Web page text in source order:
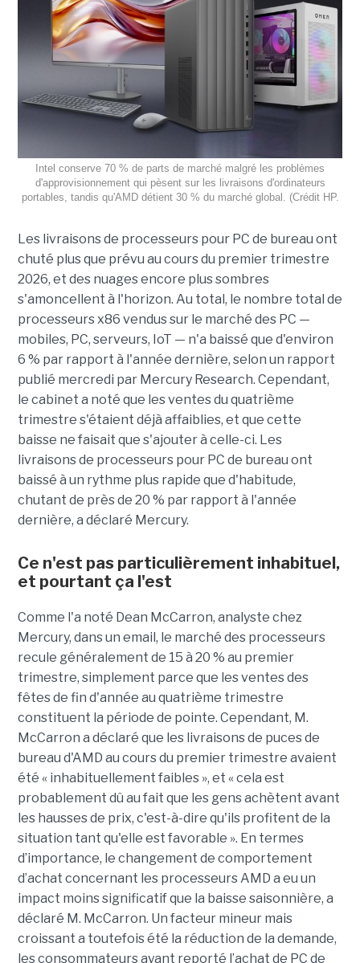
Intel conserve 70 % de parts de marché malgré les problèmes
d'approvisionnement qui pèsent sur les livraisons d'ordinateurs
portables, tandis qu'AMD détient 30 % du marché global. (Crédit HP.
Les livraisons de processeurs pour PC de bureau ont
chuté plus que prévu au cours du premier trimestre
2026, et des nuages encore plus sombres
s'amoncellent à l'horizon. Au total, le nombre total de
processeurs x86 vendus sur le marché des PC —
mobiles, PC, serveurs, IoT — n'a baissé que d'environ
6 % par rapport à l'année dernière, selon un rapport
publié mercredi par Mercury Research. Cependant,
le cabinet a noté que les ventes du quatrième
trimestre s'étaient déjà affaiblies, et que cette
baisse ne faisait que s'ajouter à celle-ci. Les
livraisons de processeurs pour PC de bureau ont
baissé à un rythme plus rapide que d'habitude,
chutant de près de 20 % par rapport à l'année
dernière, a déclaré Mercury.
Ce n'est pas particulièrement inhabituel,
et pourtant ça l'est
Comme l'a noté Dean McCarron, analyste chez
Mercury, dans un email, le marché des processeurs
recule généralement de 15 à 20 % au premier
trimestre, simplement parce que les ventes des
fêtes de fin d'année au quatrième trimestre
constituent la période de pointe. Cependant, M.
McCarron a déclaré que les livraisons de puces de
bureau d'AMD au cours du premier trimestre avaient
été « inhabituellement faibles », et « cela est
probablement dû au fait que les gens achètent avant
les hausses de prix, c'est-à-dire qu'ils profitent de la
situation tant qu'elle est favorable ». En termes
d’importance, le changement de comportement
d’achat concernant les processeurs AMD a eu un
impact moins significatif que la baisse saisonnière, a
déclaré M. McCarron. Un facteur mineur mais
croissant a toutefois été la réduction de la demande,
les consommateurs ayant reporté l’achat de PC de